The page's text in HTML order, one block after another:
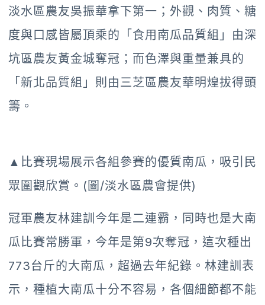
淡水區農友吳振華拿下第一；外觀、肉質、糖
度與口感皆屬頂乘的「食用南瓜品質組」由深
坑區農友黃金城奪冠；而色澤與重量兼具的
「新北品質組」則由三芝區農友華明煌拔得頭
籌。
▲比賽現場展示各組參賽的優質南瓜，吸引民
眾圍觀欣賞。(圖/淡水區農會提供)
冠軍農友林建訓今年是二連霸，同時也是大南
瓜比賽常勝軍，今年是第9次奪冠，這次種出
773台斤的大南瓜，超過去年紀錄。林建訓表
示，種植大南瓜十分不容易，各個細節都不能